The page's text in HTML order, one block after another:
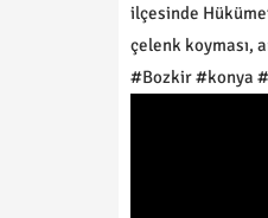
ilçesinde
çelenk koyması,
#Bozkir #konya